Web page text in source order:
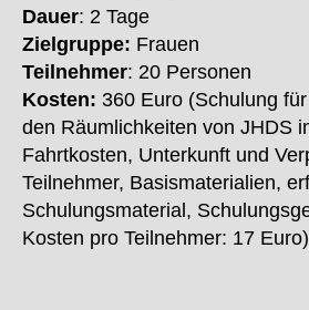
Dauer: 2 Tage
Zielgruppe: Frauen
Teilnehmer: 20 Personen
Kosten: 360 Euro (Schulung
den Räumlichkeiten von JHDS
Fahrtkosten, Unterkunft und
Teilnehmer, Basismaterialien,
Schulungsmaterial,
Kosten pro Teilnehmer: 17 Euro)